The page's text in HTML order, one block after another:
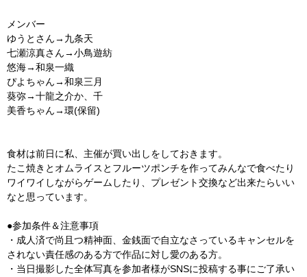
メンバー
ゆうとさん→九条天
七瀬涼真さん→小鳥遊紡
悠海→和泉一織
ぴよちゃん→和泉三月
葵弥→十龍之介か、千
美香ちゃん→環(保留)
食材は前日に私、主催が買い出しをしておきます。
たこ焼きとオムライスとフルーツポンチを作ってみんなで食べたり
ワイワイしながらゲームしたり、プレゼント交換など出来たらいい
なと思っています。
●参加条件＆注意事項
・成人済で尚且つ精神面、金銭面で自立なさっているキャンセルを
されない責任感のある方で作品に対し愛のある方。
・当日撮影した全体写真を参加者様がSNSに投稿する事にご了承い